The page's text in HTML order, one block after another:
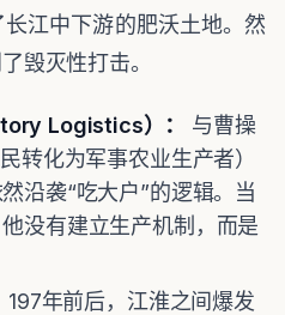
江中下游的肥沃土地。然
毁灭性打击。
Logistics）：
与曹操
转化为军事农业生产者）
沿袭“吃大户”的逻辑。当
没有建立生产机制，而是
197年前后，江淮之间爆发